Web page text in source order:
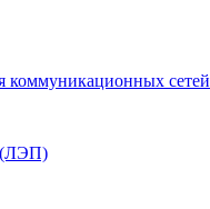
коммуникационных сетей
(ЛЭП)